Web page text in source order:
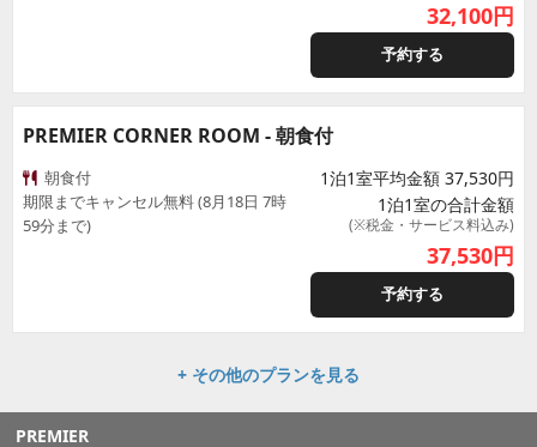
32,100円
予約する
PREMIER CORNER ROOM - 朝食付
朝食付
期限までキャンセル無料 (8月18日 7時
59分まで)
1泊1室平均金額 37,530円
1泊1室の合計金額
(※税金・サービス料込み)
37,530円
予約する
+ その他のプランを見る
PREMIER